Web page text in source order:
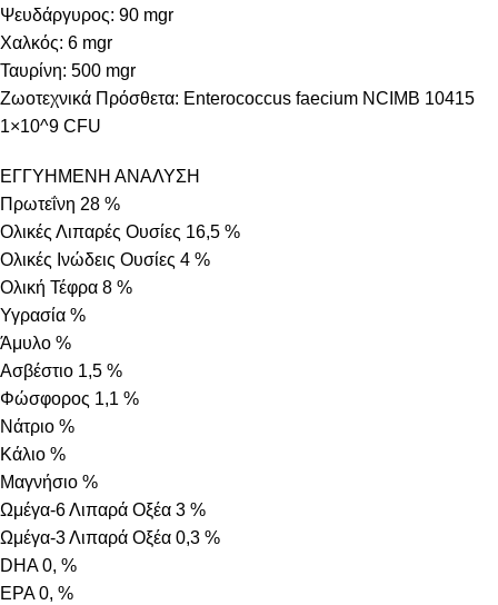
Ψευδάργυρος: 90 mgr
Χαλκός: 6 mgr
Ταυρίνη: 500 mgr
Ζωοτεχνικά Πρόσθετα: Enterococcus faecium NCIMB 10415
1×10^9 CFU
ΕΓΓΥΗΜΕΝΗ ΑΝΑΛΥΣΗ
Πρωτεΐνη 28 %
Ολικές Λιπαρές Ουσίες 16,5 %
Ολικές Ινώδεις Ουσίες 4 %
Ολική Τέφρα 8 %
Υγρασία %
Άμυλο %
Ασβέστιο 1,5 %
Φώσφορος 1,1 %
Νάτριο %
Κάλιο %
Μαγνήσιο %
Ωμέγα-6 Λιπαρά Οξέα 3 %
Ωμέγα-3 Λιπαρά Οξέα 0,3 %
DHA 0, %
EPA 0, %